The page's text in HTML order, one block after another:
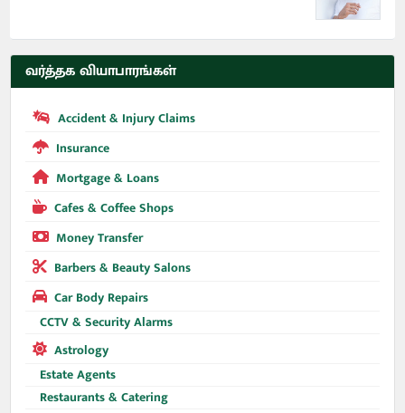
வர்த்தக வியாபாரங்கள்
Accident & Injury Claims
Insurance
Mortgage & Loans
Cafes & Coffee Shops
Money Transfer
Barbers & Beauty Salons
Car Body Repairs
CCTV & Security Alarms
Astrology
Estate Agents
Restaurants & Catering